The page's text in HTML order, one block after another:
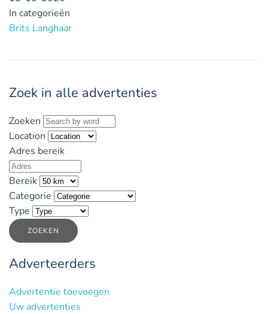
In categorieën
Brits Langhaar
Zoek in alle advertenties
Zoeken
Location
Adres bereik
Bereik
Categorie
Type
ZOEKEN
Adverteerders
Advertentie toevoegen
Uw advertenties